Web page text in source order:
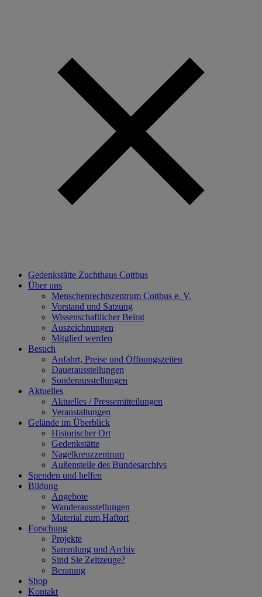
Gedenkstätte Zuchthaus Cottbus
Über uns
Menschenrechtszentrum Cottbus e. V.
Vorstand und Satzung
Wissenschaftlicher Beirat
Auszeichnungen
Mitglied werden
Besuch
Anfahrt, Preise und Öffnungszeiten
Dauerausstellungen
Sonderausstellungen
Aktuelles
Aktuelles / Pressemitteilungen
Veranstaltungen
Gelände im Überblick
Historischer Ort
Gedenkstätte
Nagelkreuzzentrum
Außenstelle des Bundesarchivs
Spenden und helfen
Bildung
Angebote
Wanderausstellungen
Material zum Haftort
Forschung
Projekte
Sammlung und Archiv
Sind Sie Zeitzeuge?
Beratung
Shop
Kontakt